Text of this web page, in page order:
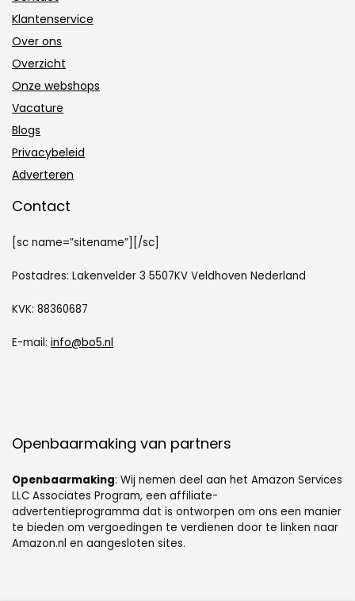
Klantenservice
Over ons
Overzicht
Onze webshops
Vacature
Blogs
Privacybeleid
Adverteren
Contact
[sc name=”sitename”][/sc]
Postadres: Lakenvelder 3 5507KV Veldhoven Nederland
KVK: 88360687
E-mail: info@bo5.nl
Openbaarmaking van partners
Openbaarmaking: Wij nemen deel aan het Amazon Services
LLC Associates Program, een affiliate-
advertentieprogramma dat is ontworpen om ons een manier
te bieden om vergoedingen te verdienen door te linken naar
Amazon.nl en aangesloten sites.